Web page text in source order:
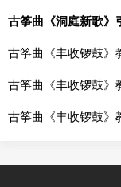
古筝曲《洞庭新歌》
古筝曲《丰收锣鼓》
古筝曲《丰收锣鼓》
古筝曲《丰收锣鼓》